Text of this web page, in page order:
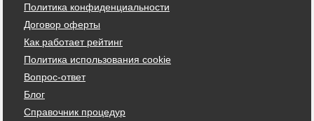
Политика конфиденциальности
Договор оферты
Как работает рейтинг
Политика использования cookie
Вопрос-ответ
Блог
Справочник процедур